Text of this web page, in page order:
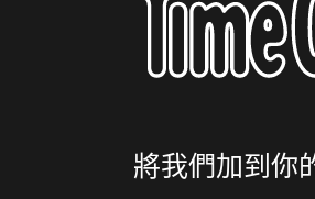
將我們加到你